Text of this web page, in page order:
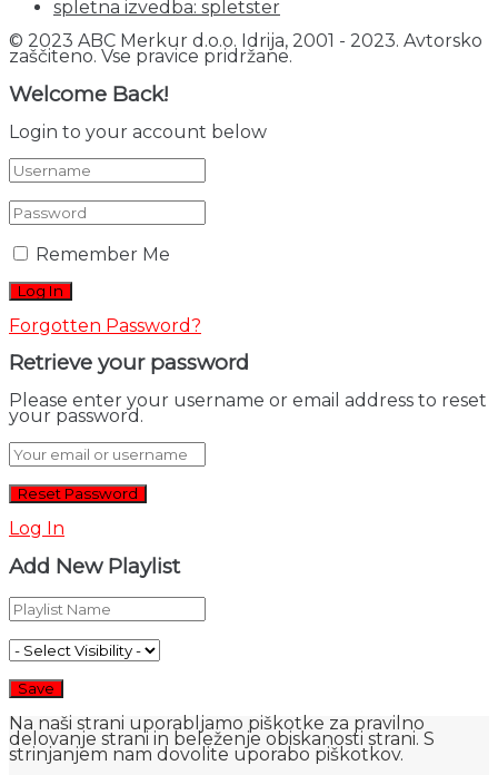
spletna izvedba: spletster
© 2023 ABC Merkur d.o.o. Idrija, 2001 - 2023. Avtorsko
zaščiteno. Vse pravice pridržane.
Welcome Back!
Login to your account below
Remember Me
Forgotten Password?
Retrieve your password
Please enter your username or email address to reset
your password.
Log In
Add New Playlist
Na naši strani uporabljamo piškotke za pravilno
delovanje strani in beleženje obiskanosti strani. S
strinjanjem nam dovolite uporabo piškotkov.